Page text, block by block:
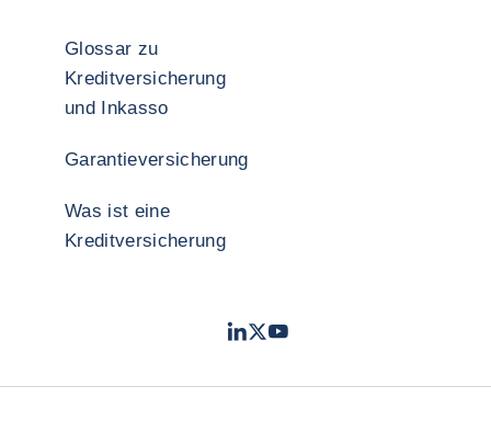
Glossar zu
Kreditversicherung
und Inkasso
Garantieversicherung
Was ist eine
Kreditversicherung
LinkedIn
TwitterYouTube